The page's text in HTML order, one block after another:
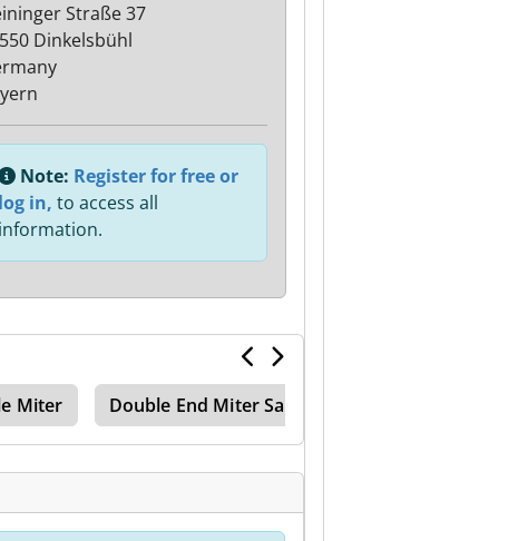
Straße 37
Dinkelsbühl
Note: Register for free or
log in, to access all
information.
Miter Double End Miter Saw